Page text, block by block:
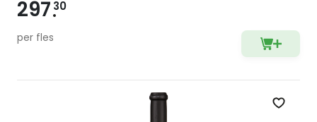
297 30
per fles
Zet